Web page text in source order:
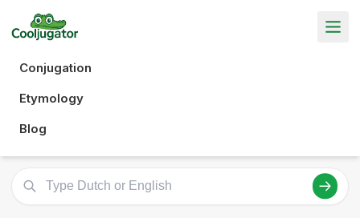
Conjugation
Etymology
Blog